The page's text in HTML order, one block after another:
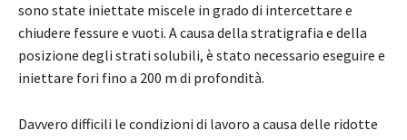
sono state iniettate miscele in grado di intercettare e
chiudere fessure e vuoti. A causa della stratigrafia e della
posizione degli strati solubili, è stato necessario eseguire e
iniettare fori fino a 200 m di profondità.
Davvero difficili le condizioni di lavoro a causa delle ridotte